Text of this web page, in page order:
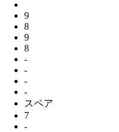
9
8
9
8
-
-
-
-
スペア
7
-